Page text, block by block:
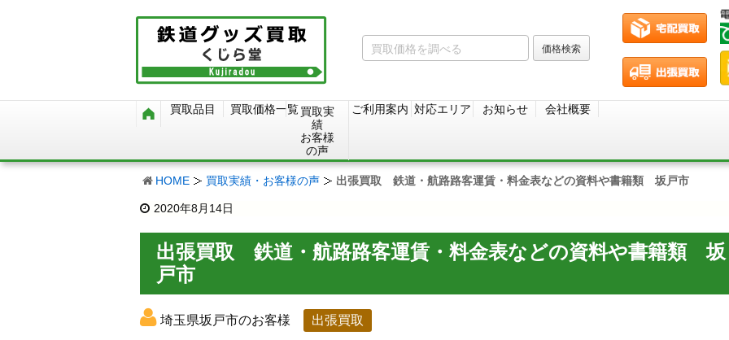
買取品目 買取価格一覧買取実
績
お客様
の声
ご利用案内 対応エリア お知らせ 会社概要
HOME 買取実績・お客様の声 出張買取 鉄道・航路路客運賃・料金表などの資料や書籍類 坂戸市
2020年8月14日
出張買取 鉄道・航路路客運賃・料金表などの資料や書籍類 坂
戸市
埼玉県坂戸市のお客様 出張買取